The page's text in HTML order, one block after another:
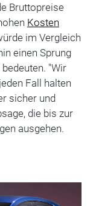
Bruttopreise
Kosten
im Vergleich
einen Sprung
"Wir
Fall halten
sicher und
die bis zur
ausgehen.